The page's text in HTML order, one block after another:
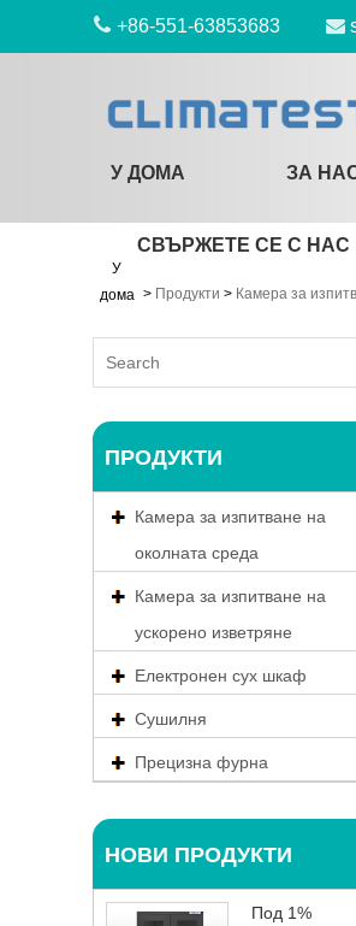
+86-551-63853683
У ДОМА ЗА
СВЪРЖЕТЕ СЕ С НАС
У
дома > Продукти > Камера за
ПРОДУКТИ
Камера за изпитване на
околната среда
Камера за изпитване на
ускорено изветряне
Електронен сух шкаф
Сушилня
Прецизна фурна
НОВИ ПРОДУКТИ
Под 1%